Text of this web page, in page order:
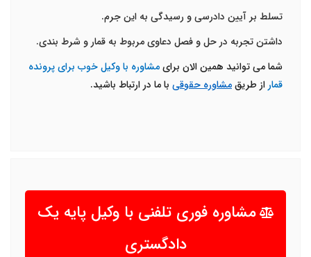
تسلط بر آیین دادرسی و رسیدگی به این جرم.
داشتن تجربه در حل و فصل دعاوی مربوط به قمار و شرط بندی.
شما می توانید همین الان برایمشاوره با وکیل خوب برای پرونده
قمار از طریقمشاوره حقوقی با ما در ارتباط باشید.
مشاوره فوری تلفنی با وکیل پایه یک
دادگستری